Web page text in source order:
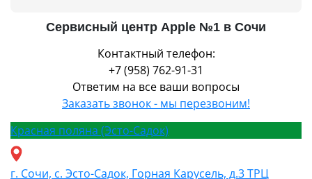
Сервисный центр Apple №1 в Сочи
Контактный телефон:
+7 (958) 762-91-31
Ответим на все ваши вопросы
Заказать звонок - мы перезвоним!
Красная поляна (Эсто-Садок)
г. Сочи, с. Эсто-Садок, Горная Карусель, д.3 ТРЦ